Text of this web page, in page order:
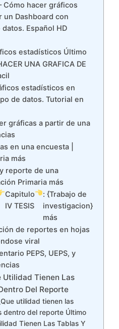
Cómo hacer gráficos
un Dashboard con
Español HD
estadísticos Último
UNA GRAFICA DE
estadísticos en
de datos. Tutorial en
gráficas a partir de una
en una encuesta |
más
reporte de una
Primaria más
Capitulo
IV TESIS
: {Trabajo de
investigacion}
más
de reportes en hojas
viral
PEPS, UEPS, y
Utilidad Tienen Las
Del Reporte
utilidad tienen las
dentro del reporte Último
Tienen Las Tablas Y